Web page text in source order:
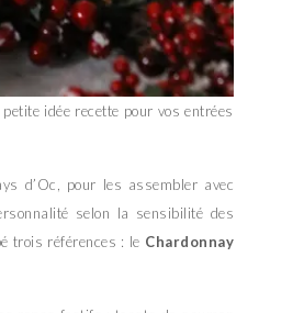
idée recette pour vos entrées
d’Oc, pour les assembler avec
selon la sensibilité des
trois références : le Chardonnay